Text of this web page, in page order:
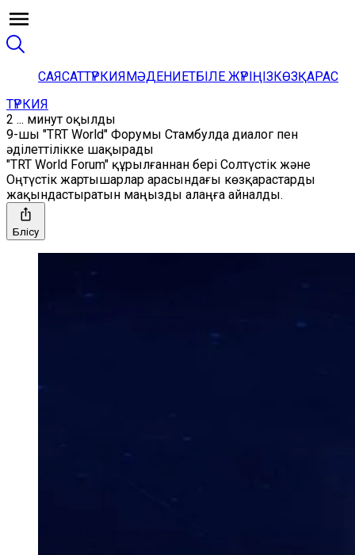
САЯСАТТҮРКИЯМӘДЕНИЕТБІЛЕ ЖҮРІҢІЗКӨЗҚАРАС
ТҮРКИЯ
2 ... минут оқылды
9-шы "TRT World" Форумы Стамбулда диалог пен
әділеттілікке шақырады
"TRT World Forum" құрылғаннан бері Солтүстік және
Оңтүстік жартышарлар арасындағы көзқарастарды
жақындастыратын маңызды алаңға айналды.
Бөлісу